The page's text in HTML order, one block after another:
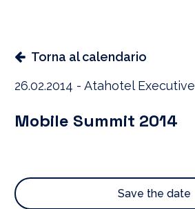
Torna al calendario
26.02.2014 - Atahotel Executive
Mobile Summit 2014
Save the date